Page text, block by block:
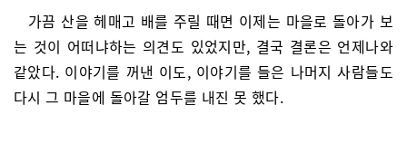
가끔 산을 헤매고 배를 주릴 때면 이제는 마을로 돌아가 보
는 것이 어떠냐하는 의견도 있었지만, 결국 결론은 언제나와
같았다. 이야기를 꺼낸 이도, 이야기를 들은 나머지 사람들도
다시 그 마을에 돌아갈 엄두를 내진 못 했다.